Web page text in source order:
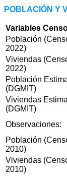
POBLACIÓN Y
Variables
Población
2022)
Viviendas
2022)
Población
(DGMIT)
Viviendas
(DGMIT)
Observaciones:
Población
2010)
Viviendas
2010)